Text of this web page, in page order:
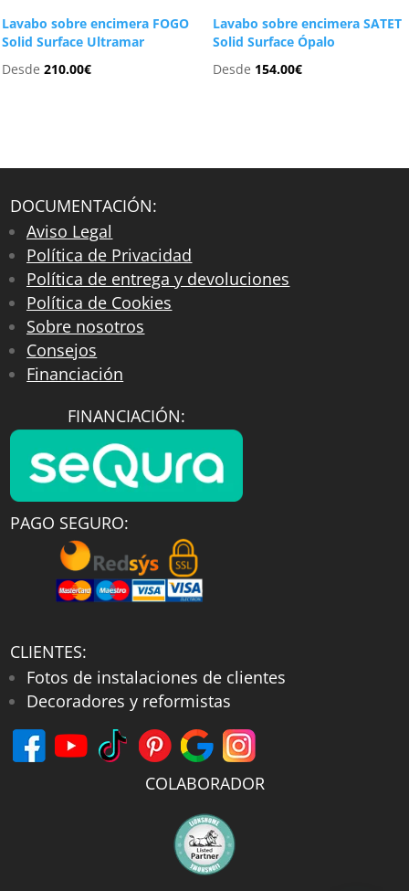
Lavabo sobre encimera FOGO
Solid Surface Ultramar
Desde210.00€
Lavabo sobre encimera SATET
Solid Surface Ópalo
Desde 154.00€
DOCUMENTACIÓN:
Aviso Legal
Política de Privacidad
Política de entrega y devoluciones
Política de Cookies
Sobre nosotros
Consejos
Financiación
FINANCIACIÓN:
PAGO SEGURO:
CLIENTES:
Fotos de instalaciones de clientes
Decoradores y reformistas
COLABORADOR